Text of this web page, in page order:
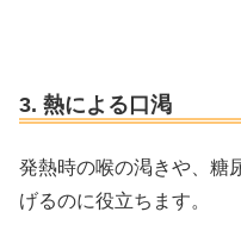
3. 熱による口渇
発熱時の喉の渇きや、糖
げるのに役立ちます。